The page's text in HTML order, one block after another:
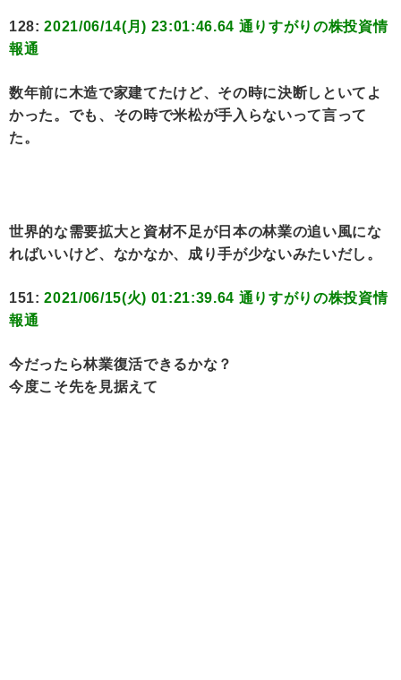
128:2021/06/14(月) 23:01:46.64 通りすがりの株投資情
報通
数年前に木造で家建てたけど、その時に決断しといてよ
かった。でも、その時で米松が手入らないって言って
た。
世界的な需要拡大と資材不足が日本の林業の追い風にな
ればいいけど、なかなか、成り手が少ないみたいだし。
151:2021/06/15(火) 01:21:39.64 通りすがりの株投資情
報通
今だったら林業復活できるかな？
今度こそ先を見据えて